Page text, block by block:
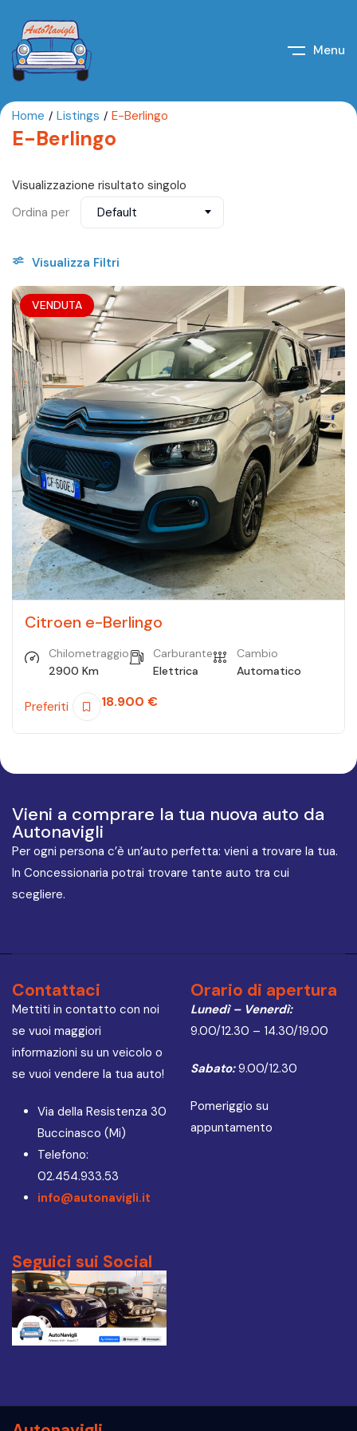
Menu
Home Listings E-Berlingo
E-Berlingo
Visualizzazione risultato singolo
Ordina per
Default
Visualizza Filtri
VENDUTA
Citroen e-Berlingo
Chilometraggio
2900 Km
Carburante
Elettrica
Cambio
Automatico
Preferiti 18.900 €
Vieni a comprare la tua nuova auto da
Autonavigli
Per ogni persona c’è un’auto perfetta: vieni a trovare la tua.
In Concessionaria potrai trovare tante auto tra cui
scegliere.
Contattaci
Mettiti in contatto con noi
se vuoi maggiori
informazioni su un veicolo o
se vuoi vendere la tua auto!
Via della Resistenza 30
Buccinasco (Mi)
Telefono:
02.454.933.53
info@autonavigli.it
Orario di apertura
Lunedì – Venerdì:
9.00/12.30 – 14.30/19.00
Sabato:9.00/12.30
Pomeriggio su
appuntamento
Seguici sui Social